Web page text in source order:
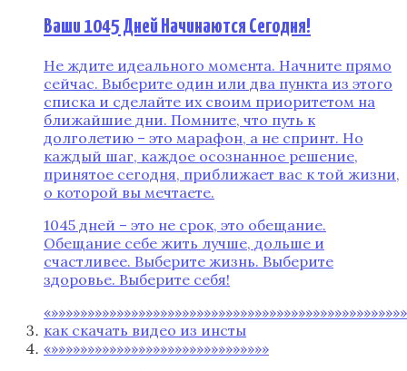
Ваши 1045 Дней Начинаются Сегодня!
Не ждите идеального момента. Начните прямо
сейчас. Выберите один или два пункта из этого
списка и сделайте их своим приоритетом на
ближайшие дни. Помните, что путь к
долголетию – это марафон, а не спринт. Но
каждый шаг, каждое осознанное решение,
принятое сегодня, приближает вас к той жизни,
о которой вы мечтаете.
1045 дней – это не срок, это обещание.
Обещание себе жить лучше, дольше и
счастливее. Выберите жизнь. Выберите
здоровье. Выберите себя!
как скачать видео из инсты
«»»»»»»»»»»»»»»»»»»»»»»»»»»»»»»